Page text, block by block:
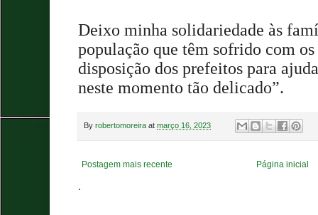
Deixo minha solidariedade às
população que têm sofrido com
disposição dos prefeitos para
neste momento tão delicado”.
By robertomoreira at março 16, 2023
Postagem mais recente Página inicial
.